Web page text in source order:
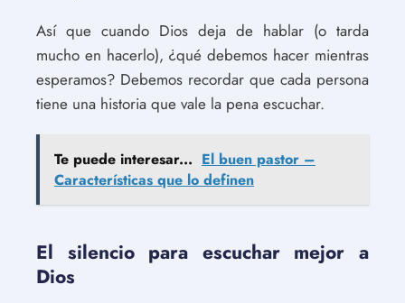
Así que cuando Dios deja de hablar (o tarda
mucho en hacerlo), ¿qué debemos hacer mientras
esperamos? Debemos recordar que cada persona
tiene una historia que vale la pena escuchar.
Te puede interesar... El buen pastor –
Características que lo definen
El silencio para escuchar mejor a
Dios